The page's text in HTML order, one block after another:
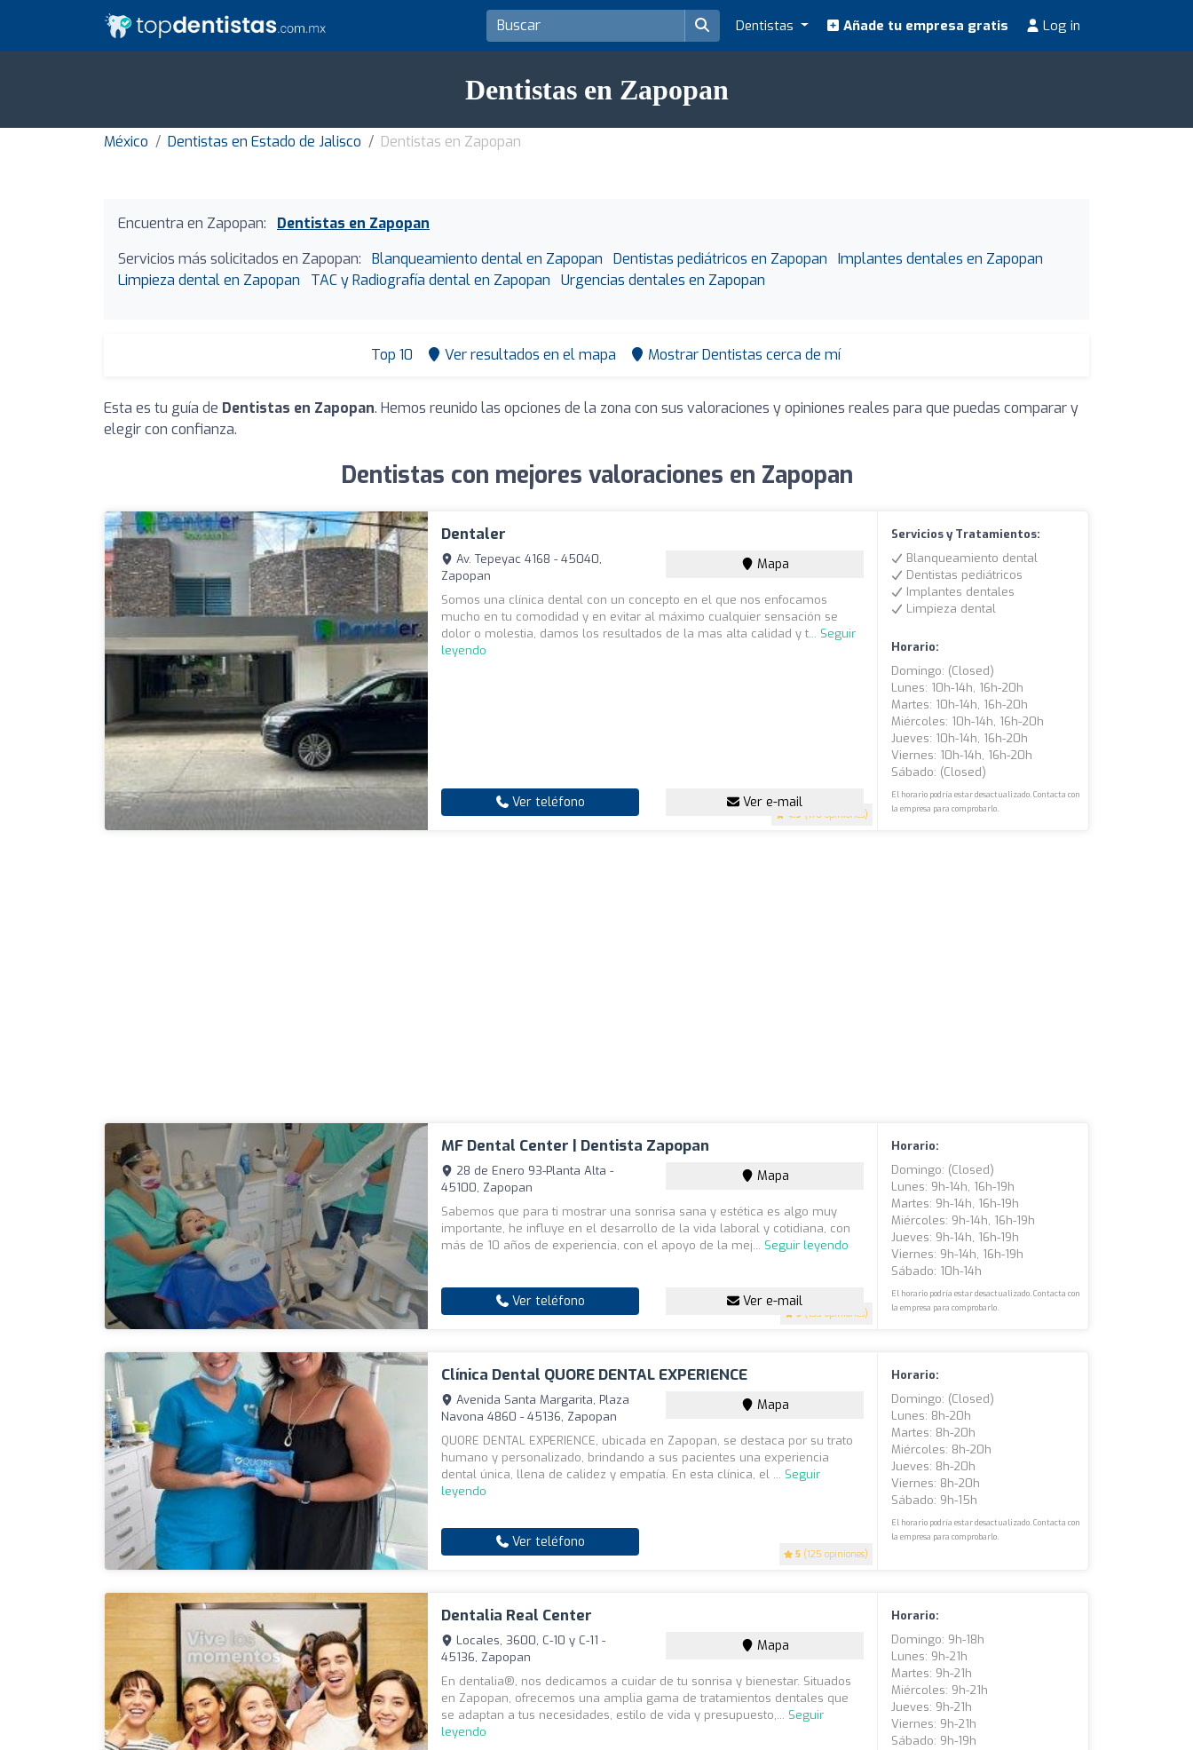
Dentistas Añade tu empresa gratis Log in
Dentistas en Zapopan
México Dentistas en Estado de Jalisco Dentistas en Zapopan
Encuentra en Zapopan:
Dentistas en Zapopan
Servicios más solicitados en Zapopan:
Blanqueamiento dental en Zapopan Dentistas pediátricos en Zapopan
Implantes dentales en Zapopan
Limpieza dental en Zapopan
TAC y Radiografía dental en Zapopan Urgencias dentales en Zapopan
Top 10 Ver resultados en el mapa Mostrar Dentistas cerca de mí
Esta es tu guía de Dentistas en Zapopan. Hemos reunido las opciones de la zona con sus valoraciones y opiniones reales para que puedas comparar y
elegir con confianza.
Dentistas con mejores valoraciones en Zapopan
Dentaler
4.9 (176 opiniones)
Av. Tepeyac 4168 - 45040,
Zapopan
Mapa
Somos una clínica dental con un concepto en el que nos enfocamos
mucho en tu comodidad y en evitar al máximo cualquier sensación se
dolor o molestia, damos los resultados de la mas alta calidad y t... Seguir
leyendo
Ver teléfono Ver e-mail
Servicios y Tratamientos:
Blanqueamiento dental
Dentistas pediátricos
Implantes dentales
Limpieza dental
Horario:
Domingo: (closed)
Lunes: 10h-14h, 16h-20h
Martes: 10h-14h, 16h-20h
Miércoles: 10h-14h, 16h-20h
Jueves: 10h-14h, 16h-20h
Viernes: 10h-14h, 16h-20h
Sábado: (closed)
El horario podría estar desactualizado. Contacta con
la empresa para comprobarlo.
MF Dental Center | Dentista Zapopan
5 (133 opiniones)
28 de Enero 93-Planta Alta -
45100, Zapopan
Mapa
Sabemos que para ti mostrar una sonrisa sana y estética es algo muy
importante, he influye en el desarrollo de la vida laboral y cotidiana, con
más de 10 años de experiencia, con el apoyo de la mej... Seguir leyendo
Ver teléfono Ver e-mail
Horario:
Domingo: (closed)
Lunes: 9h-14h, 16h-19h
Martes: 9h-14h, 16h-19h
Miércoles: 9h-14h, 16h-19h
Jueves: 9h-14h, 16h-19h
Viernes: 9h-14h, 16h-19h
Sábado: 10h-14h
El horario podría estar desactualizado. Contacta con
la empresa para comprobarlo.
Clínica Dental QUORE DENTAL EXPERIENCE
5 (125 opiniones)
Avenida Santa Margarita, Plaza
Navona 4860 - 45136, Zapopan
Mapa
QUORE DENTAL EXPERIENCE, ubicada en Zapopan, se destaca por su trato
humano y personalizado, brindando a sus pacientes una experiencia
dental única, llena de calidez y empatía. En esta clínica, el ... Seguir
leyendo
Ver teléfono
Horario:
Domingo: (closed)
Lunes: 8h-20h
Martes: 8h-20h
Miércoles: 8h-20h
Jueves: 8h-20h
Viernes: 8h-20h
Sábado: 9h-15h
El horario podría estar desactualizado. Contacta con
la empresa para comprobarlo.
Dentalia Real Center
Locales, 3600, C-10 y C-11 -
45136, Zapopan
Mapa
En dentalia®, nos dedicamos a cuidar de tu sonrisa y bienestar. Situados
en Zapopan, ofrecemos una amplia gama de tratamientos dentales que
se adaptan a tus necesidades, estilo de vida y presupuesto,... Seguir
leyendo
Horario:
Domingo: 9h-18h
Lunes: 9h-21h
Martes: 9h-21h
Miércoles: 9h-21h
Jueves: 9h-21h
Viernes: 9h-21h
Sábado: 9h-19h